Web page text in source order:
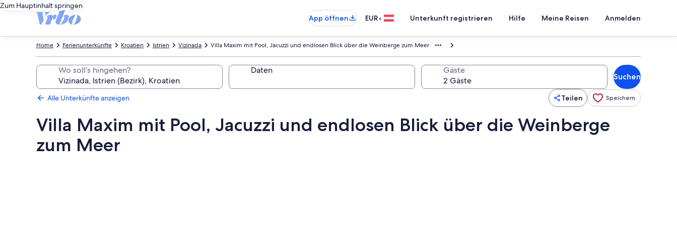
Zum Hauptinhalt springen
App öffnen
EUR• Unterkunft registrieren Hilfe Meine Reisen Anmelden
Villa Maxim mit Pool, Jacuzzi und endlosen Blick über die Weinberge zum Meer
Vizinada
Istrien
Kroatien
Ferienunterkünfte
Home
Wo soll’s hingehen? Daten Gäste
Suchen
Alle Unterkünfte anzeigen Teilen Speichern
Villa Maxim mit Pool, Jacuzzi und endlosen Blick über die Weinberge
zum Meer